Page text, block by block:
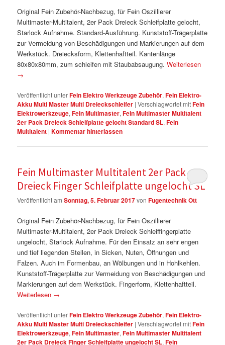
Original Fein Zubehör-Nachbezug, für Fein Oszillierer
Multimaster-Multitalent, 2er Pack Dreieck Schleifplatte gelocht,
Starlock Aufnahme. Standard-Ausführung. Kunststoff-Trägerplatte
zur Vermeidung von Beschädigungen und Markierungen auf dem
Werkstück. Dreiecksform, Klettenhaftteil. Kantenlänge
80x80x80mm, zum schleifen mit Staubabsaugung.Weiterlesen
→
Veröffentlicht unterFein Elektro Werkzeuge Zubehör,Fein Elektro-
Akku Multi Master Multi Dreieckschleifer |Verschlagwortet mitFein
Elektrowerkzeuge,Fein Multimaster,Fein Multimaster Multitalent
2er Pack Dreieck Schleifplatte gelocht Standard SL,Fein
Multitalent |Kommentar hinterlassen
Fein Multimaster Multitalent 2er Pack
Dreieck Finger Schleifplatte ungelocht SL
Veröffentlicht amSonntag, 5. Februar 2017vonFugentechnik Ott
Original Fein Zubehör-Nachbezug, für Fein Oszillierer
Multimaster-Multitalent, 2er Pack Dreieck Schleiffingerplatte
ungelocht, Starlock Aufnahme. Für den Einsatz an sehr engen
und tief liegenden Stellen, in Sicken, Nuten, Öffnungen und
Falzen. Auch im Formenbau, an Wölbungen und in Hohlkehlen.
Kunststoff-Trägerplatte zur Vermeidung von Beschädigungen und
Markierungen auf dem Werkstück. Fingerform, Klettenhaftteil.
Weiterlesen →
Veröffentlicht unterFein Elektro Werkzeuge Zubehör,Fein Elektro-
Akku Multi Master Multi Dreieckschleifer |Verschlagwortet mitFein
Elektrowerkzeuge,Fein Multimaster,Fein Multimaster Multitalent
2er Pack Dreieck Finger Schleifplatte ungelocht SL,Fein